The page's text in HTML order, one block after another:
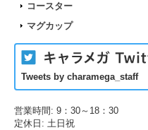
コースター
マグカップ
Tweets by charamega_staff
営業時間: 9：30～18：30
定休日: 土日祝